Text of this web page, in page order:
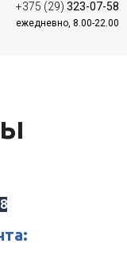
+375 (29) 323-07-58
ежедневно, 8.00-22.00